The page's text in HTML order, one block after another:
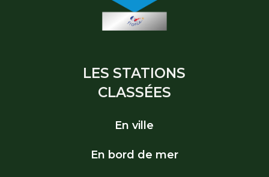
LES STATIONS
CLASSÉES
En ville
En bord de mer